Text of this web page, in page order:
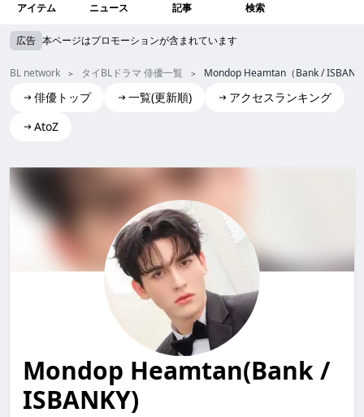
アイテム ニュース 記事 検索
広告 本ページはプロモーションが含まれています
BL network タイBLドラマ 俳優一覧 Mondop Heamtan（Bank /
俳優トップ 一覧(更新順)
アクセスランキング
AtoZ
Mondop Heamtan(Bank / ISBANKY)
Mondop Heamtan(Bank /
ISBANKY)